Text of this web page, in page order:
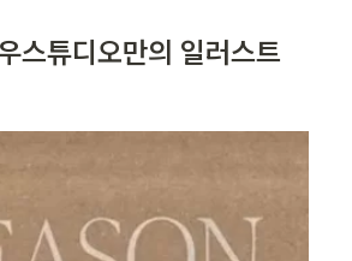
스튜디오만의 일러스트